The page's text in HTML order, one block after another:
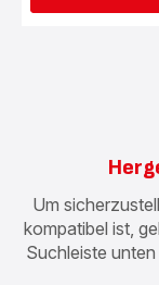
Um
kompatibel ist,
Suchleiste